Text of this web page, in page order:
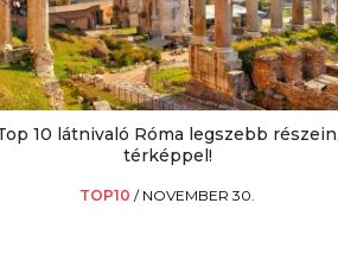
10 látnivaló Róma legszebb részein,
térképpel!
TOP10/ NOVEMBER 30.